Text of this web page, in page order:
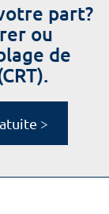
part?
ou
de
>